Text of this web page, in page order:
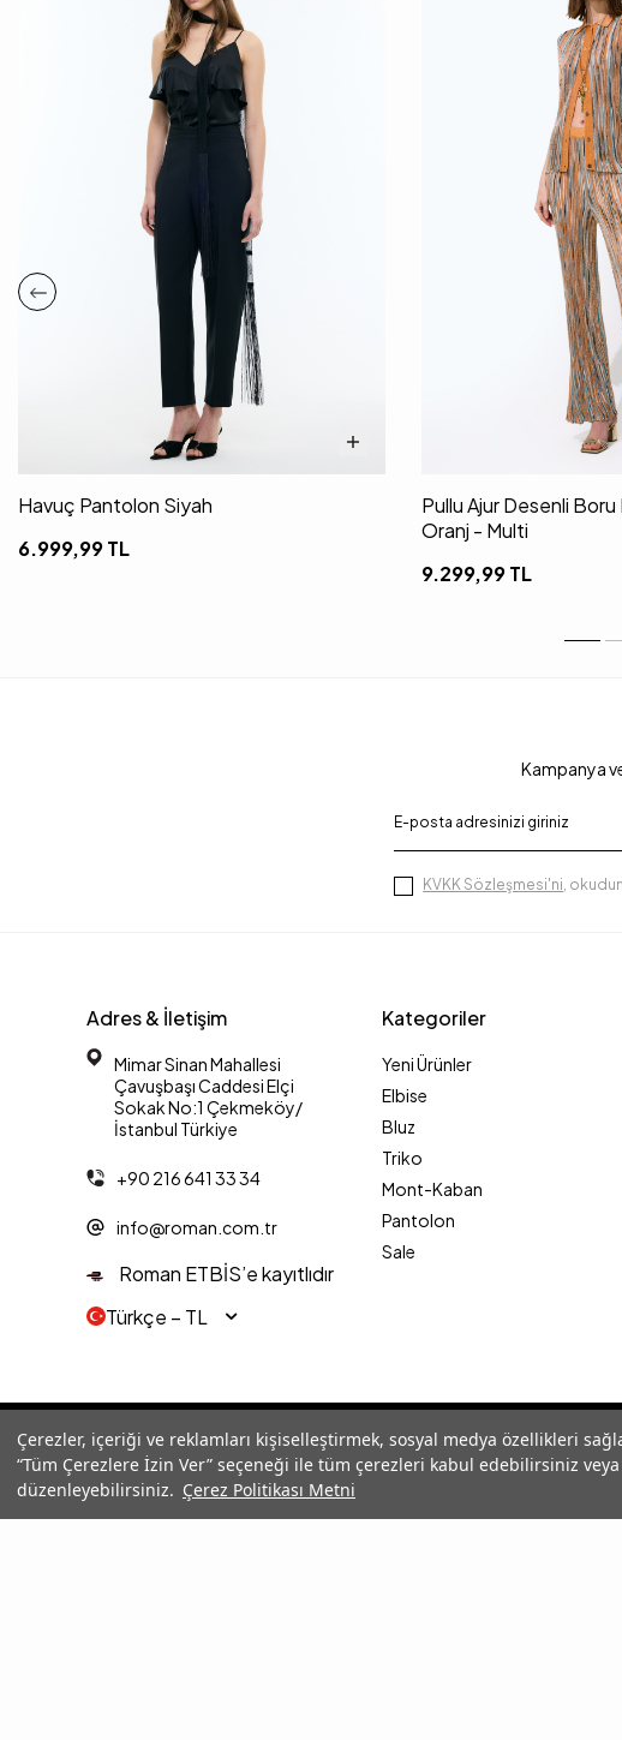
Çerezler, içeriği ve reklamları kişiselleştirmek, sosyal medya özellikleri
“Tüm Çerezlere İzin Ver” seçeneği ile tüm çerezleri kabul edebilirsiniz veya
düzenleyebilirsiniz. Çerez Politikası Metni
Havuç Pantolon Siyah
6.999,99TL
Pullu Ajur Desenli
Oranj - Multi
9.299,99TL
Kampanya
KVKK Sözleşmesi'ni,
Adres & İletişim
Mimar Sinan Mahallesi
Çavuşbaşı Caddesi Elçi
Sokak No:1 Çekmeköy/
İstanbul Türkiye
+90 216 641 33 34
info@roman.com.tr
Roman ETBİS’e kayıtlıdır
Türkçe − TL
Kategoriler
Yeni Ürünler
Elbise
Bluz
Triko
Mont-Kaban
Pantolon
Sale
© 2025 Roman® Tüm Hakları Saklıdır, İzinsiz kullanılamaz